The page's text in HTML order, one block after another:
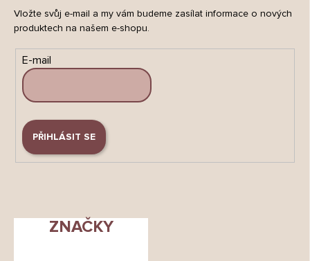
Vložte svůj e-mail a my vám budeme zasílat informace o nových
produktech na našem e-shopu.
E-mail
PŘIHLÁSIT SE
ZNAČKY